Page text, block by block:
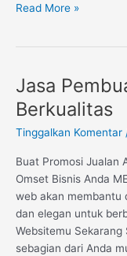
Read More »
Jasa
Berkualitas
Tinggalkan Komentar
Buat Promosi Jualan
Omset Bisnis Anda
web akan membantu
dan elegan untuk
Websitemu
sebagian dari Anda
Jasa
Pembuatan
Website
Murah